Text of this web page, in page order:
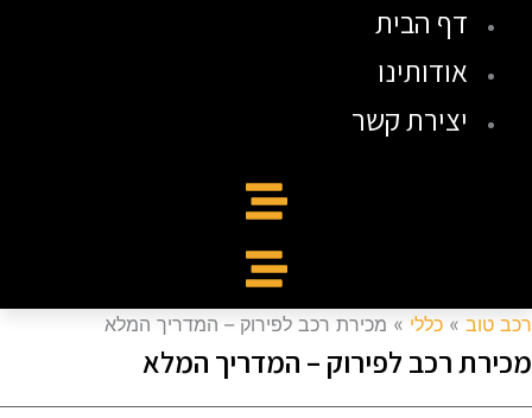
דף הבית
אודותינו
יצירת קשר
טוב» כללי» מכירת רכב לפירוק – המדריך המלא
רכב לפירוק – המדריך המלא